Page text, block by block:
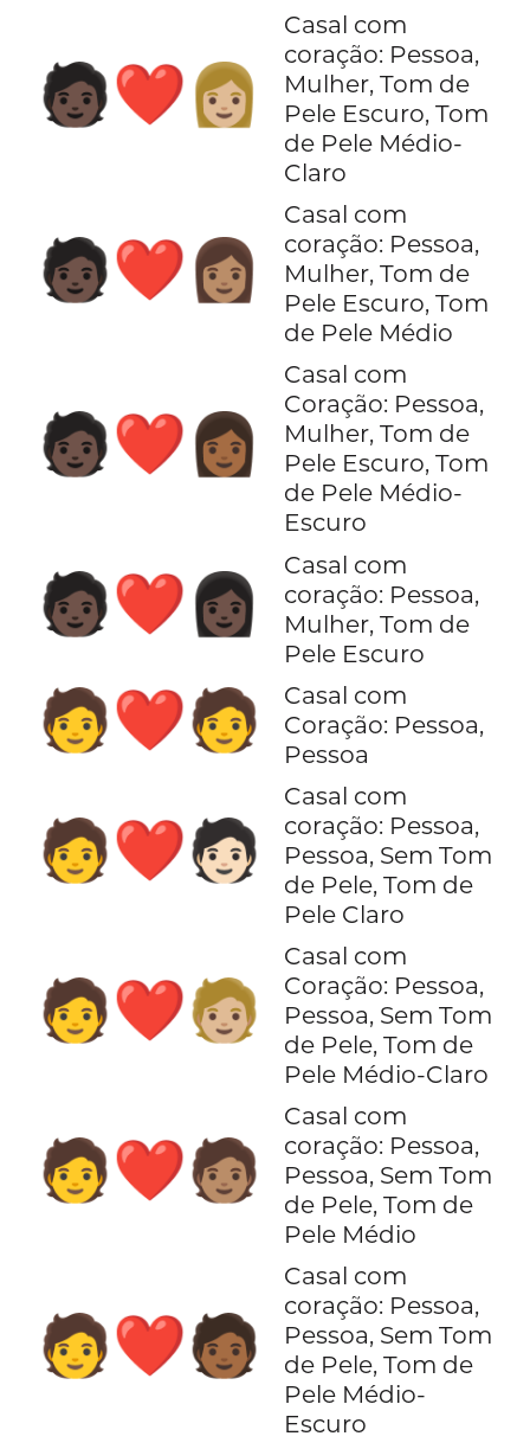
🧑🏿‍❤️‍👩🏼
Casal com
coração: Pessoa,
Mulher, Tom de
Pele Escuro, Tom
de Pele Médio-
Claro
🧑🏿‍❤️‍👩🏽
Casal com
coração: Pessoa,
Mulher, Tom de
Pele Escuro, Tom
de Pele Médio
🧑🏿‍❤️‍👩🏾
Casal com
Coração: Pessoa,
Mulher, Tom de
Pele Escuro, Tom
de Pele Médio-
Escuro
🧑🏿‍❤️‍👩🏿
Casal com
coração: Pessoa,
Mulher, Tom de
Pele Escuro
🧑‍❤️‍🧑
Casal com
Coração: Pessoa,
Pessoa
🧑‍❤️‍🧑🏻
Casal com
coração: Pessoa,
Pessoa, Sem Tom
de Pele, Tom de
Pele Claro
🧑‍❤️‍🧑🏼
Casal com
Coração: Pessoa,
Pessoa, Sem Tom
de Pele, Tom de
Pele Médio-Claro
🧑‍❤️‍🧑🏽
Casal com
coração: Pessoa,
Pessoa, Sem Tom
de Pele, Tom de
Pele Médio
🧑‍❤️‍🧑🏾
Casal com
coração: Pessoa,
Pessoa, Sem Tom
de Pele, Tom de
Pele Médio-
Escuro